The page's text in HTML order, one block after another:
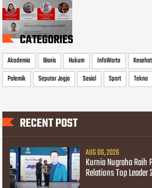
CATEGORIES
Akademia Bisnis Hukum InfoWarta
Polemik
Seputar Jogja Sosial Sport Tekno
RECENT POST
AUG 06, 2026
Kurnia Nugraha
Relations Top Leader